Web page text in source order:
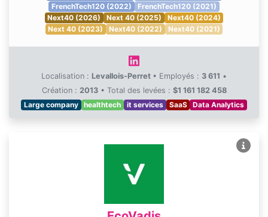
FrenchTech120 (2022)
FrenchTech120 (2021)
Next40 (2026)
Next 40 (2025)
Next40 (2024)
Next 40 (2023)
Next40 (2022) Next40 (2021)
Localisation : Levallois-Perret • Employés : 3 611 •
Création : 2013 • Total des levées : $1 161 182 458
Large company
healthtech it services SaaS Data Analytics